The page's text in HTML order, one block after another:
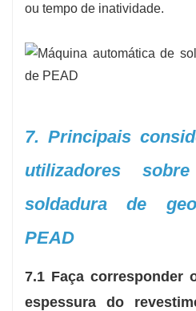
ou tempo de inatividade.
7. Principais
utilizadores
soldadura de
PEAD
7.1 Faça corresponder
espessura do